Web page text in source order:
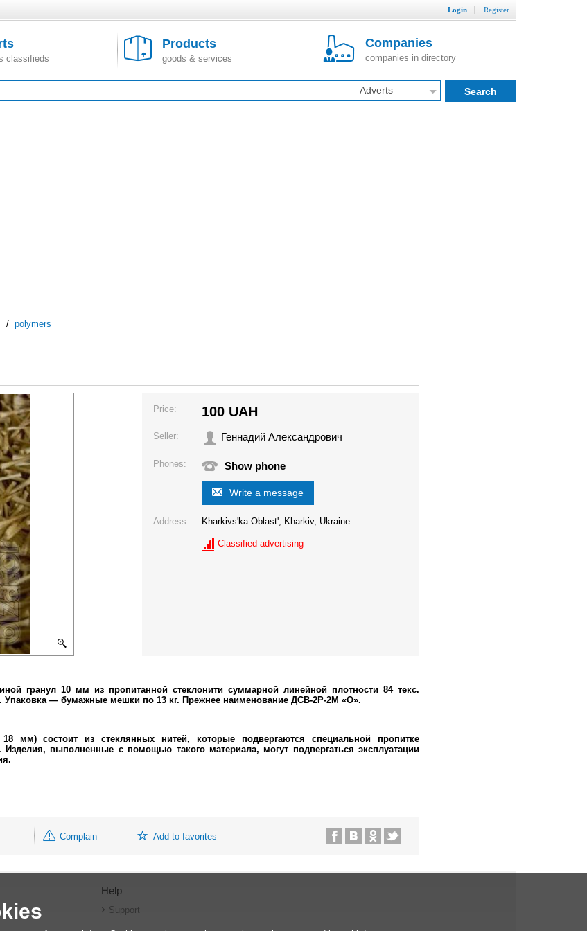
Login Register
classifieds
Products
goods & services
Companies
companies in directory
Adverts Search
/ polymers
Price: 100 UAH
Seller: Геннадий Александрович
Phones: Show phone
Write a message
Address: Kharkivs'ka Oblast', Kharkiv, Ukraine
Classified advertising
гранул 10 мм из пропитанной стеклонити суммарной линейной плотности 84 текс.
Упаковка — бумажные мешки по 13 кг. Прежнее наименование ДСВ-2Р-2М «О».
мм) состоит из стеклянных нитей, которые подвергаются специальной пропитке
выполненные с помощью такого материала, могут подвергаться эксплуатации
Complain Add to favorites
Help
Support